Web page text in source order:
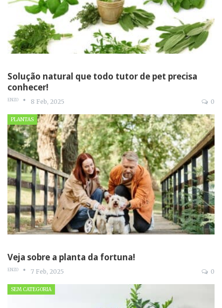
Solução natural que todo tutor de pet precisa
conhecer!
ENZO 8 Feb, 2025 0
PLANTAS
Veja sobre a planta da fortuna!
ENZO 7 Feb, 2025 0
SEM CATEGORIA